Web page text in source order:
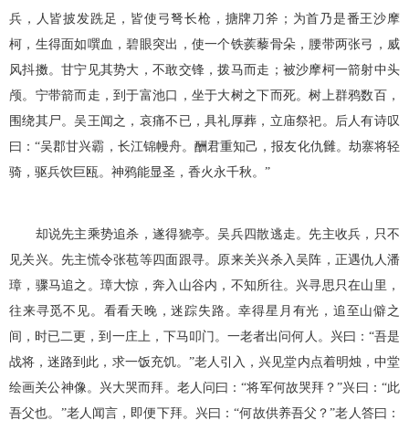
兵，人皆披发跣足，皆使弓弩长枪，搪牌刀斧；为首乃是番王沙摩
柯，生得面如噀血，碧眼突出，使一个铁蒺藜骨朵，腰带两张弓，威
风抖擞。甘宁见其势大，不敢交锋，拨马而走；被沙摩柯一箭射中头
颅。宁带箭而走，到于富池口，坐于大树之下而死。树上群鸦数百，
围绕其尸。吴王闻之，哀痛不已，具礼厚葬，立庙祭祀。后人有诗叹
曰：“吴郡甘兴霸，长江锦幔舟。酬君重知己，报友化仇雠。劫寨将轻
骑，驱兵饮巨瓯。神鸦能显圣，香火永千秋。”
却说先主乘势追杀，遂得猇亭。吴兵四散逃走。先主收兵，只不
见关兴。先主慌令张苞等四面跟寻。原来关兴杀入吴阵，正遇仇人潘
璋，骤马追之。璋大惊，奔入山谷内，不知所往。兴寻思只在山里，
往来寻觅不见。看看天晚，迷踪失路。幸得星月有光，追至山僻之
间，时已二更，到一庄上，下马叩门。一老者出问何人。兴曰：“吾是
战将，迷路到此，求一饭充饥。”老人引入，兴见堂内点着明烛，中堂
绘画关公神像。兴大哭而拜。老人问曰：“将军何故哭拜？”兴曰：“此
吾父也。”老人闻言，即便下拜。兴曰：“何故供养吾父？”老人答曰：